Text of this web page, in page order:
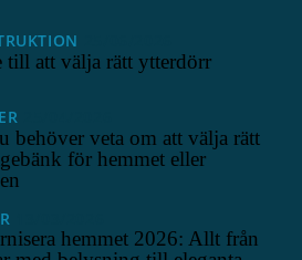
till att välja rätt ytterdörr
behöver veta om att välja rätt
för hemmet eller
hemmet 2026: Allt från